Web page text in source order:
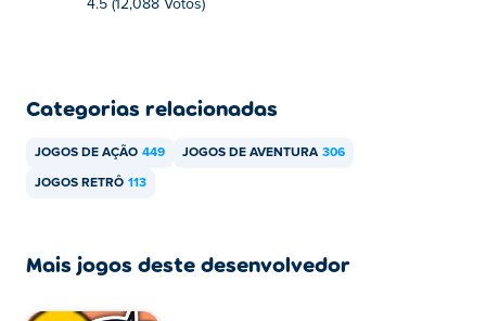
4.5 (12,088 Votos)
Categorias relacionadas
JOGOS DE AÇÃO 449 JOGOS DE AVENTURA 306
JOGOS RETRÔ 113
Mais jogos deste desenvolvedor